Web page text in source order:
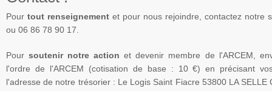
Pour tout renseignement et pour nous rejoindre, contactez notre
ou 06 86 78 90 17.
Poursoutenir notre action et devenir membre de l'ARCEM ,
l'ordre de l'ARCEM (cotisation de base : 10 €) en précisant
l'adresse de notre trésorier : Le Logis Saint Fiacre 53800 LA SELLE